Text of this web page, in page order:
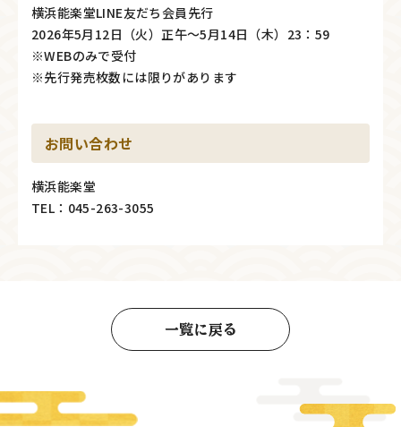
横浜能楽堂LINE友だち会員先行
2026年5月12日（火）正午～5月14日（木）23：59
※WEBのみで受付
※先行発売枚数には限りがあります
お問い合わせ
横浜能楽堂
TEL：045-263-3055
一覧に戻る